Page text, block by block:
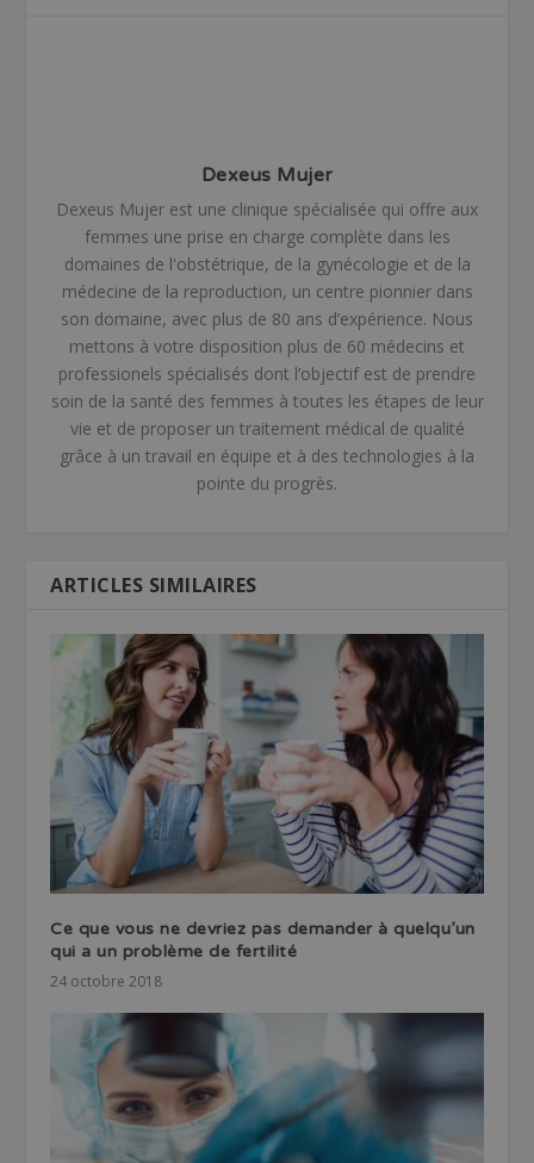
Dexeus Mujer
Dexeus Mujer est une clinique spécialisée qui offre aux
femmes une prise en charge complète dans les
domaines de l'obstétrique, de la gynécologie et de la
médecine de la reproduction, un centre pionnier dans
son domaine, avec plus de 80 ans d’expérience. Nous
mettons à votre disposition plus de 60 médecins et
professionels spécialisés dont l’objectif est de prendre
soin de la santé des femmes à toutes les étapes de leur
vie et de proposer un traitement médical de qualité
grâce à un travail en équipe et à des technologies à la
pointe du progrès.
ARTICLES SIMILAIRES
Ce que vous ne devriez pas demander à quelqu’un
qui a un problème de fertilité
24 octobre 2018